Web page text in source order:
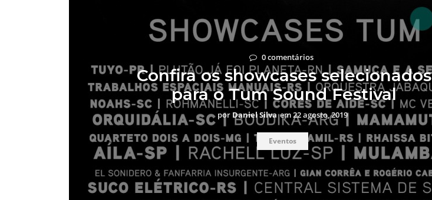
0 comentários
Confira os showcases selecionados
para o Tum Sound Festival
por Daniel Silva em22 agosto, 2019
Eventos